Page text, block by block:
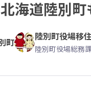
海道陸別
町 陸別町役場移
陸別町役場総務